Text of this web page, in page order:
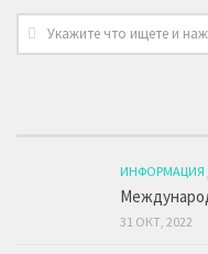
ИНФОРМАЦИЯ
31 ОКТ, 2022